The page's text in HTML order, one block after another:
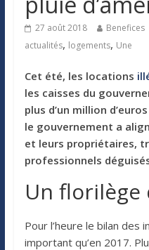
27 août 2018 Benefices
actualités, logements, Une
Cet été, les locations
les caisses du
plus d’un million
le gouvernement a
et leurs propriétaires,
professionnels
Un florilège
Pour l’heure le bilan des
important qu’en 2017.